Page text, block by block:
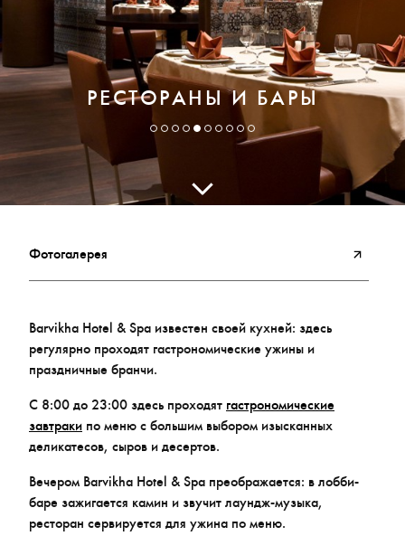
РЕСТОРАНЫ И БАРЫ
Фотогалерея
Barvikha Hotel & Spa известен своей кухней: здесь
регулярно проходят гастрономические ужины и
праздничные бранчи.
С 8:00 до 23:00 здесь проходят гастрономические
завтраки по меню с большим выбором изысканных
деликатесов, сыров и десертов.
Вечером Barvikha Hotel & Spa преображается: в лобби-
баре зажигается камин и звучит лаундж-музыка,
ресторан сервируется для ужина по меню.